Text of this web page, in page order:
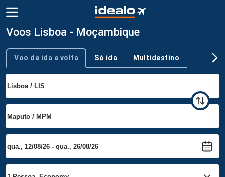
Voos Lisboa - Moçambique
Tipo de viagem
Voo de ida e volta Só ida Multidestino